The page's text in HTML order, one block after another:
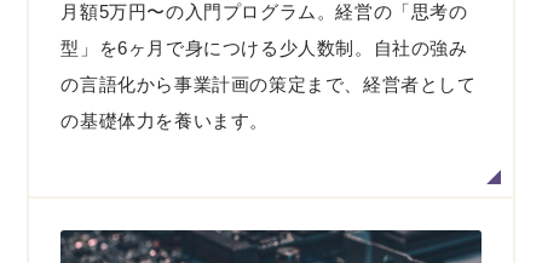
月額5万円〜の入門プログラム。経営の「思考の
型」を6ヶ月で身につける少人数制。自社の強み
の言語化から事業計画の策定まで、経営者として
の基礎体力を養います。